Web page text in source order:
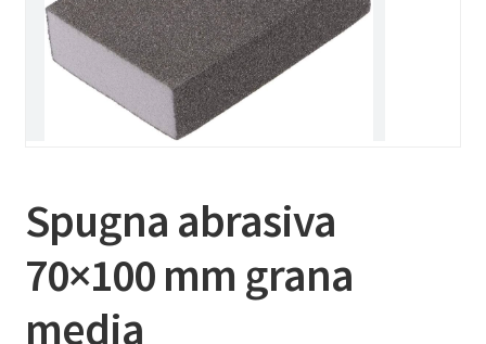
Registrati
Spugna abrasiva
70×100 mm grana
media